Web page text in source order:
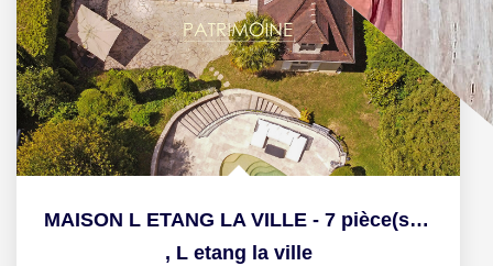
MAISON L ETANG LA VILLE - 7 pièce(s) - 185 m2
, L etang la ville